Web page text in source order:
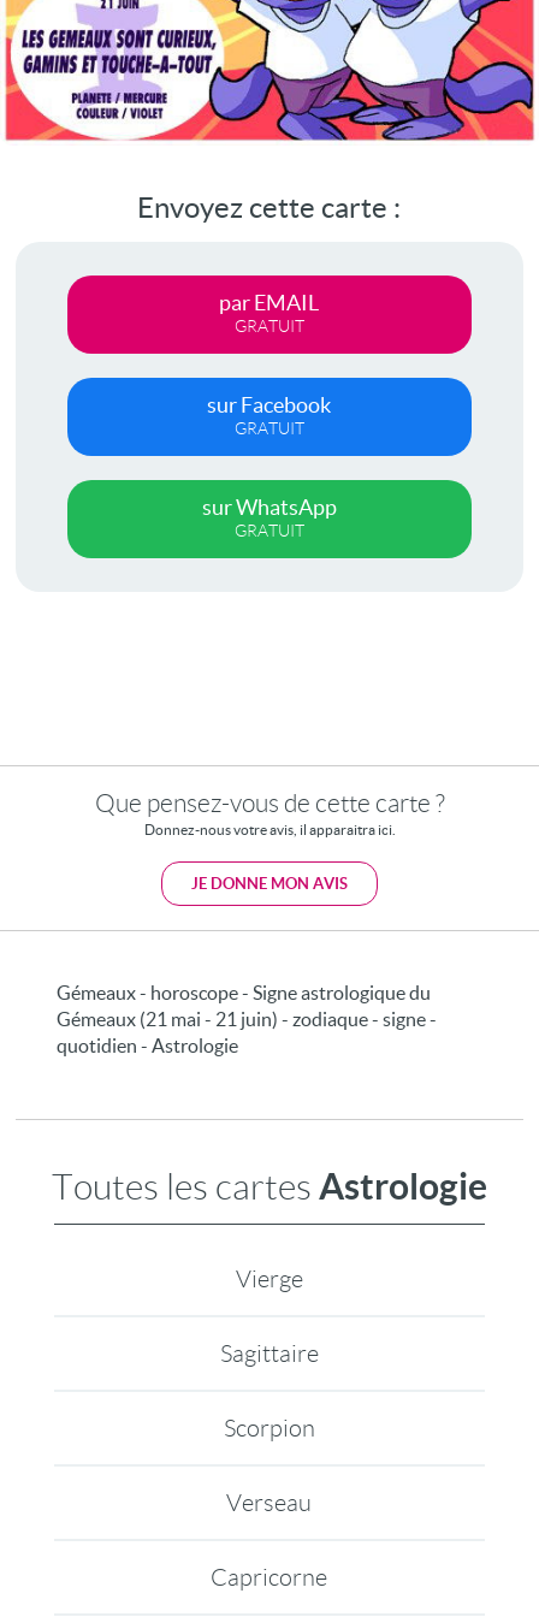
Envoyez cette carte :
par EMAIL
GRATUIT
sur Facebook
GRATUIT
sur WhatsApp
GRATUIT
Que pensez-vous de cette carte ?
Donnez-nous votre avis, il apparaitra ici.
JE DONNE MON AVIS
Gémeaux - horoscope - Signe astrologique du
Gémeaux (21 mai - 21 juin) - zodiaque - signe -
quotidien - Astrologie
Toutes les cartes Astrologie
Vierge
Sagittaire
Scorpion
Verseau
Capricorne